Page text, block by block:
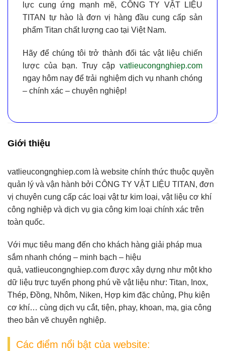
lực cung ứng mạnh mẽ, CÔNG TY VẬT LIỆU
TITAN tự hào là đơn vị hàng đầu cung cấp sản
phẩm Titan chất lượng cao tại Việt Nam.
Hãy để chúng tôi trở thành đối tác vật liệu chiến
lược của bạn. Truy cập vatlieucongnghiep.com
ngay hôm nay để trải nghiệm dịch vụ nhanh chóng
– chính xác – chuyên nghiệp!
Giới thiệu
vatlieucongnghiep.com là website chính thức thuộc quyền
quản lý và vận hành bởi CÔNG TY VẬT LIỆU TITAN , đơn
vị chuyên cung cấp các loại vật tư kim loại, vật liệu cơ khí
công nghiệp và dịch vụ gia công kim loại chính xác trên
toàn quốc.
Với mục tiêu mang đến cho khách hàng giải pháp mua
sắm nhanh chóng – minh bạch – hiệu
quả, vatlieucongnghiep.com được xây dựng như một kho
dữ liệu trực tuyến phong phú về vật liệu như: Titan, Inox,
Thép, Đồng, Nhôm, Niken, Hợp kim đặc chủng, Phụ kiện
cơ khí… cùng dịch vụ cắt, tiện, phay, khoan, mạ, gia công
theo bản vẽ chuyên nghiệp.
Các điểm nổi bật của website: